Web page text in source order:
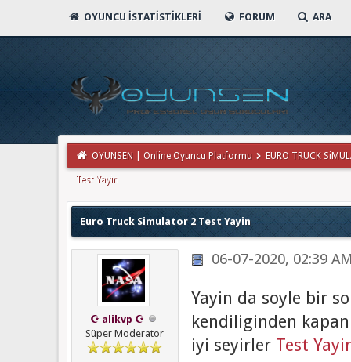
OYUNCU İSTATISTIKLERI FORUM ARA
OYUNSEN | Online Oyuncu Platformu EURO TRUCK
Test Yayin
Euro Truck Simulator 2 Test Yayin
☪ alikvp ☪
Süper Moderator
06-07-2020, 02:39
Yayin da soyle bir
kendiliginden
iyi seyirler Test